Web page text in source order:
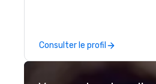
company offering quality
transportation services.
Consulter le profil